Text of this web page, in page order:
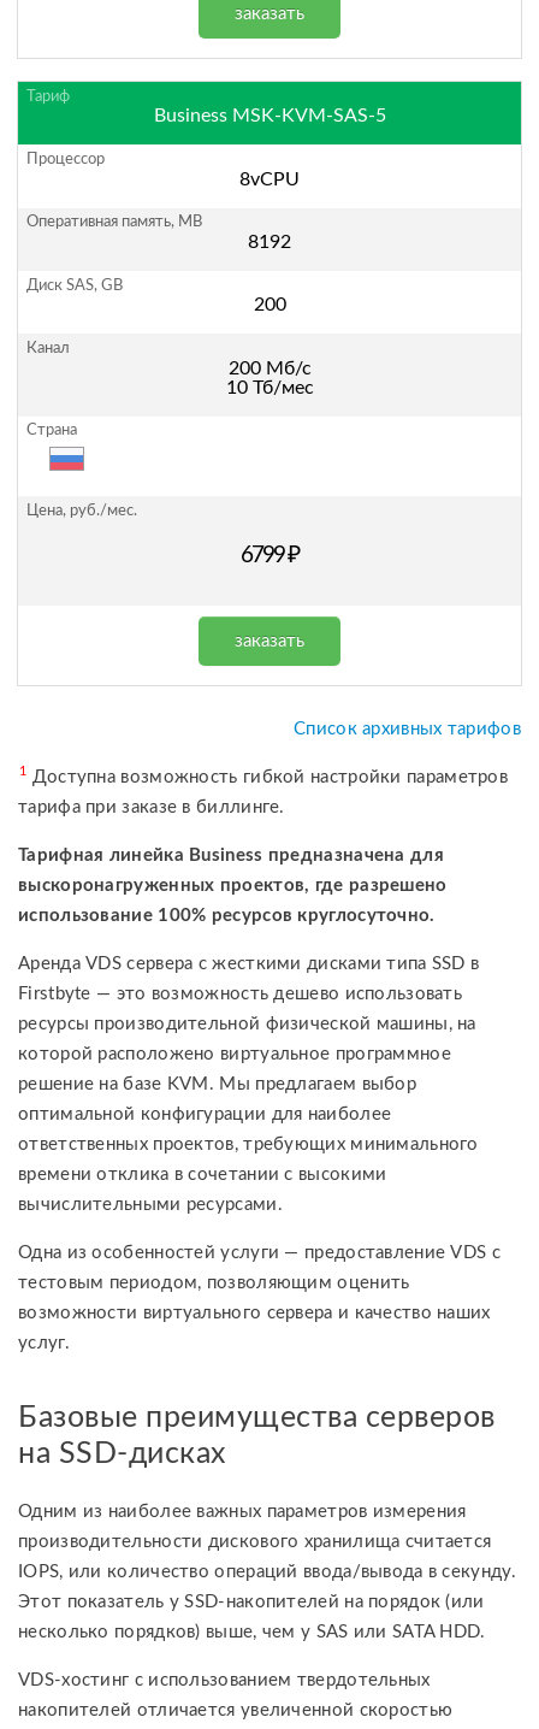
заказать
Business MSK-KVM-SAS-5
8vCPU
8192
200
200 Мб/с
10 Тб/мес
6799 ₽
заказать
Список архивных тарифов
1
Доступна возможность гибкой настройки параметров
тарифа при заказе в биллинге.
Тарифная линейка Business предназначена для
выскоронагруженных проектов, где разрешено
использование 100% ресурсов круглосуточно.
Аренда VDS сервера с жесткими дисками типа SSD в
Firstbyte — это возможность дешево использовать
ресурсы производительной физической машины, на
которой расположено виртуальное программное
решение на базе KVM. Мы предлагаем выбор
оптимальной конфигурации для наиболее
ответственных проектов, требующих минимального
времени отклика в сочетании с высокими
вычислительными ресурсами.
Одна из особенностей услуги — предоставление VDS с
тестовым периодом, позволяющим оценить
возможности виртуального сервера и качество наших
услуг.
Базовые преимущества серверов
на SSD-дисках
Одним из наиболее важных параметров измерения
производительности дискового хранилища считается
IOPS, или количество операций ввода/вывода в секунду.
Этот показатель у SSD-накопителей на порядок (или
несколько порядков) выше, чем у SAS или SATA HDD.
VDS-хостинг с использованием твердотельных
накопителей отличается увеличенной скоростью